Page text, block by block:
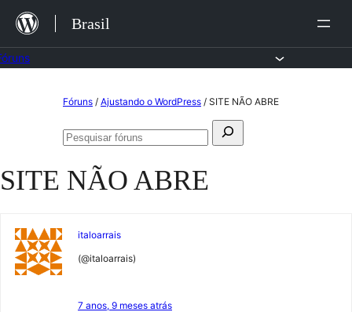
para
o
Brasil
Fóruns / Ajustando o WordPress / SITE NÃO ABRE
Pesquisar
Pesquisar
SITE NÃO ABRE
italoarrais
(@italoarrais)
7 anos, 9 meses atrás